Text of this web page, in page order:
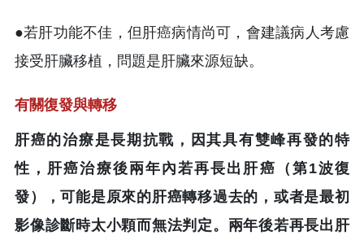
●若肝功能不佳，但肝癌病情尚可，會建議病人考慮
接受肝臟移植，問題是肝臟來源短缺。
有關復發與轉移
肝癌的治療是長期抗戰，因其具有雙峰再發的特
性，肝癌治療後兩年內若再長出肝癌（第1波復
發），可能是原來的肝癌轉移過去的，或者是最初
影像診斷時太小顆而無法判定。兩年後若再長出肝